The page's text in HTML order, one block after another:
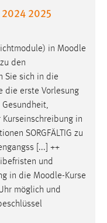
2025
in Moodle
den
Sie sich in die
die erste Vorlesung
Gesundheit,
in
SORGFÄLTIG zu
[...] ++
und
in die Moodle-Kurse
möglich und